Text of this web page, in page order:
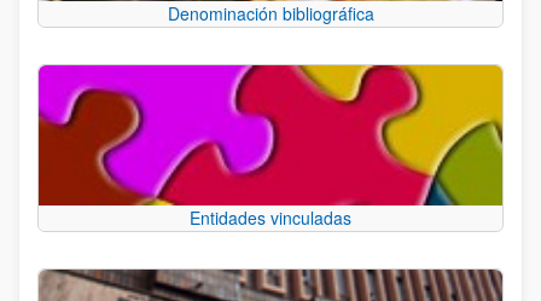
Denominación bibliográfica
Entidades vinculadas